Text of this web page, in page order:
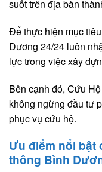
suốt trên địa bàn
Để thực hiện mục
Dương 24/24 luôn
lực trong việc xây
Bên cạnh đó, Cứu
không ngừng đầu tư
phục vụ cứu hộ.
Ưu điểm nổi bật
thông Bình